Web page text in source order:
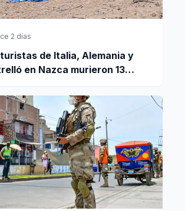
2 días
de Italia, Alemania y
en Nazca murieron 13